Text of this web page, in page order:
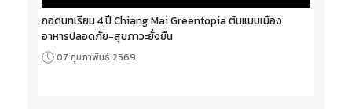
ถอดบทเรียน 4 ปี Chiang Mai Greentopia ต้นแบบเมือง
อาหารปลอดภัย-สุขภาวะยั่งยืน
07 กุมภาพันธ์ 2569